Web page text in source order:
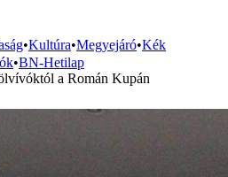
•Kultúra•Megyejáró•Kék
•BN-Hetilap
a Román Kupán